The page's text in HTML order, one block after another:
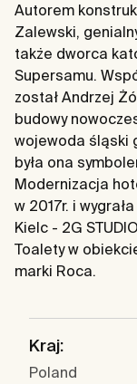
Autorem
Zalewski,
także dworca
Supersamu.
został Andrzej
budowy
wojewoda śląski
była ona
Modernizacja
w 2017r. i
Kielc - 2G
Toalety w
marki Roca.
Kraj:
Poland